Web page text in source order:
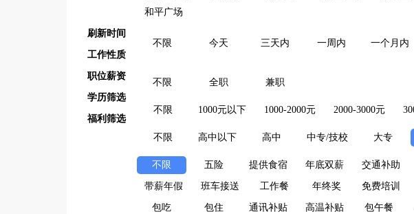
和平广场
刷新时间
不限
今天 三天内 一周内 一个月内
工作性质
不限 全职 兼职
职位薪资
不限 1000元以下 1000-2000元 2000-3000元
学历筛选
不限 高中以下 高中 中专/技校 大专
福利筛选
不限 五险 提供食宿 年底双薪 交通补助
带薪年假 班车接送 工作餐 年终奖 免费培训
包吃 包住 通讯补贴 高温补贴 包午餐